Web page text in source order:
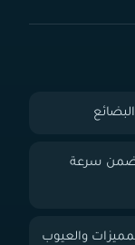
تضمن سرعة